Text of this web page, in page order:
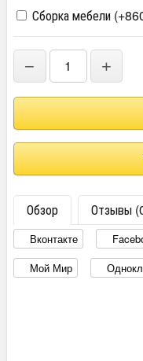
Сборка мебели (+
− +
Обзор Отзывы
Вконтакте
Мой Мир